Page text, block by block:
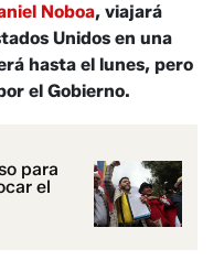
Noboa, viajará
Unidos en una
hasta el lunes, pero
el Gobierno.
para
el